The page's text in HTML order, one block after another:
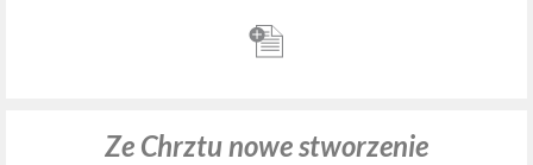
Ze Chrztu nowe stworzenie